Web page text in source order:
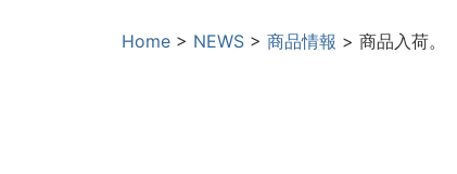
Home > NEWS > 商品情報 > 商品入荷。